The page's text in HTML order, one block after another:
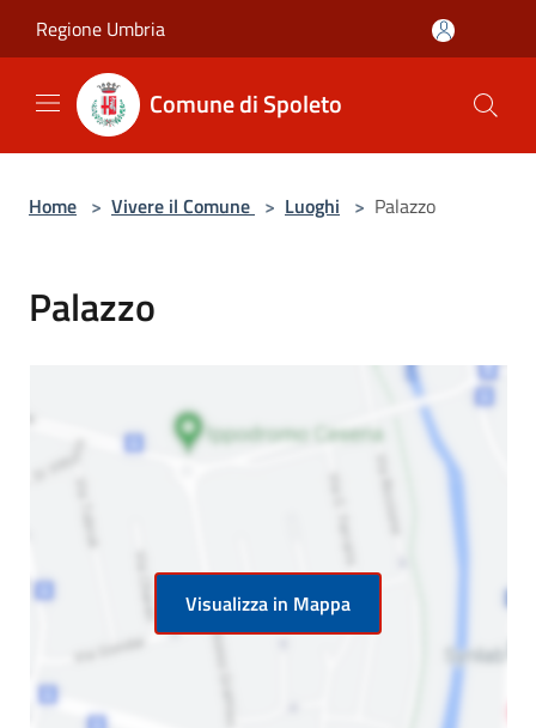
Regione Umbria
Comune di Spoleto
Home > Vivere il Comune > Luoghi > Palazzo
Palazzo
Visualizza in Mappa